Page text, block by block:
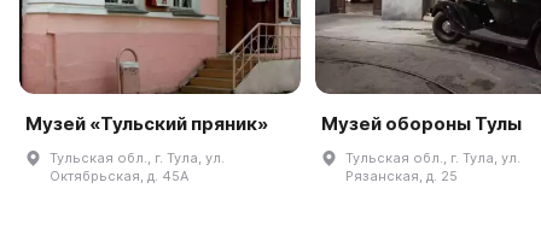
Музей «Тульский пряник»
Тульская обл., г. Тула, ул.
Октябрьская, д. 45А
Музей обороны Тулы
Тульская обл., г. Тула, ул.
Рязанская, д. 25